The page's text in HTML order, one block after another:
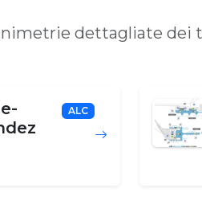
dettagliate
ALC